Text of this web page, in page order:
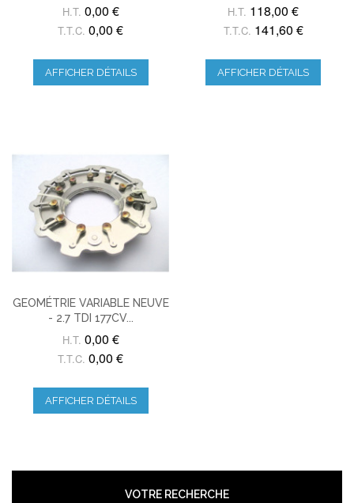
H.T. 0,00 €
T.T.C. 0,00 €
AFFICHER DÉTAILS
H.T. 118,00 €
T.T.C. 141,60 €
AFFICHER DÉTAILS
GEOMÉTRIE VARIABLE NEUVE
- 2.7 TDI 177CV...
H.T. 0,00 €
T.T.C. 0,00 €
AFFICHER DÉTAILS
VOTRE RECHERCHE